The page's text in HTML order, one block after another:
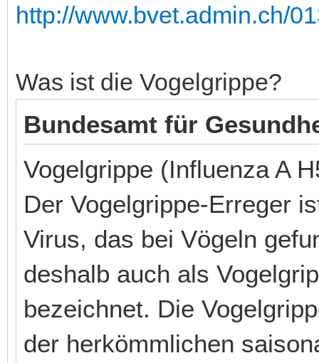
http://www.bvet.admin.ch/
Was ist die Vogelgrippe?
Bundesamt für
Vogelgrippe (Influenza A
Der Vogelgrippe-Erreger
Virus, das bei Vögeln
deshalb auch als
bezeichnet. Die
der herkömmlichen